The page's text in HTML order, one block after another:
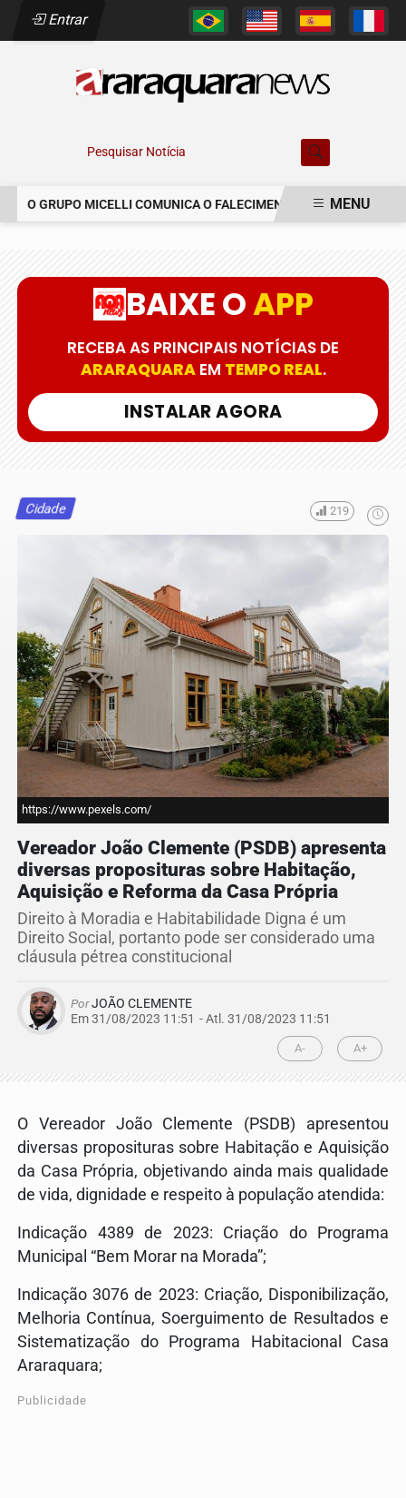
Entrar
Pesquisar Notícia
O GRUPO MICELLI COMUNICA O FALECIMENTO DO SR. MARCELO
MENU
BAIXE OAPP
RECEBA AS PRINCIPAIS NOTÍCIAS DE
ARARAQUARAEM TEMPO REAL.
INSTALAR AGORA
Cidade 219
https://www.pexels.com/
Vereador João Clemente (PSDB) apresenta
diversas proposituras sobre Habitação,
Aquisição e Reforma da Casa Própria
Direito à Moradia e Habitabilidade Digna é um
Direito Social, portanto pode ser considerado uma
cláusula pétrea constitucional
PorJOÃO CLEMENTE
Em 31/08/2023 11:51 - Atl. 31/08/2023 11:51
A- A+
O Vereador João Clemente (PSDB) apresentou
diversas proposituras sobre Habitação e Aquisição
da Casa Própria, objetivando ainda mais qualidade
de vida, dignidade e respeito à população atendida:
Indicação 4389 de 2023: Criação do Programa
Municipal “Bem Morar na Morada”;
Indicação 3076 de 2023: Criação, Disponibilização,
Melhoria Contínua, Soerguimento de Resultados e
Sistematização do Programa Habitacional Casa
Araraquara;
Publicidade